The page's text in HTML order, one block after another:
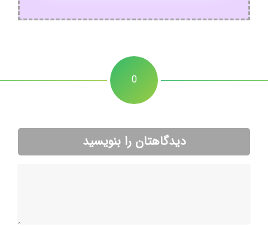
0
دیدگاهتان را بنویسید